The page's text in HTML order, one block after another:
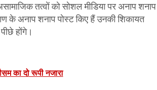
तत्वों को सोशल मीडिया पर अनाप शनाप
के अनाप शनाप पोस्ट किए हैं उनकी शिकायत
होंगे।
का दो रूपी नजारा